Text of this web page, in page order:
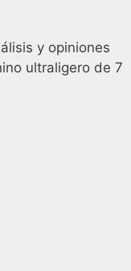
y opiniones
ultraligero de 7